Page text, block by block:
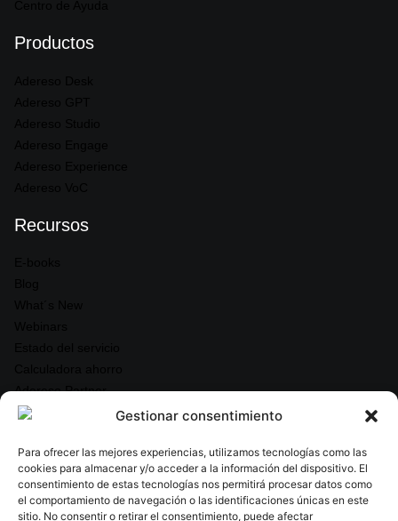
Gestionar consentimiento
Para ofrecer las mejores experiencias, utilizamos tecnologías como las
cookies para almacenar y/o acceder a la información del dispositivo. El
consentimiento de estas tecnologías nos permitirá procesar datos como
el comportamiento de navegación o las identificaciones únicas en este
sitio. No consentir o retirar el consentimiento, puede afectar
Productos
Recursos
Adereso Partner
Legal & Seguridad
Política de Privacidad
Términos y Condiciones
Acuerdo de nivel de servicio